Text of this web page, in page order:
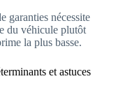
garanties nécessite
du véhicule plutôt
la plus basse.
et astuces